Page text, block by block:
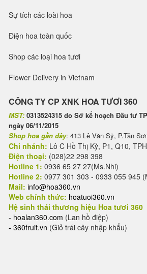
Sự tích các loài hoa
Điện hoa toàn quốc
Shop các loại hoa tươi
Flower Delivery in Vietnam
CÔNG TY CP XNK HOA TƯƠI 360
MST: 0313524315 do Sở kế hoạch Đầu tư
ngày 06/11/2015
Shop hoa gần đây: 413 Lê Văn Sỹ, P.Tân
Chi nhánh: Lô C Hồ Thị Kỷ, P1, Q10,
Điện thoại: (028)22 298 398
Hotline 1: 0936 65 27 27(Ms.Nhi)
Hotline 2: 0977 301 303 - 0933 055 945
Mail: info@hoa360.vn
Web chính thức: hoatuoi360.vn
Hệ sinh thái thương hiệu Hoa tươi 360
- hoalan360.com (Lan hồ điệp)
- 360fruit.vn (Giỏ trái cây nhập khẩu)